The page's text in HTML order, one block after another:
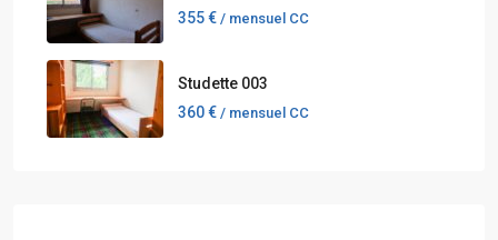
355 € / mensuel CC
Studette 003
360 € / mensuel CC